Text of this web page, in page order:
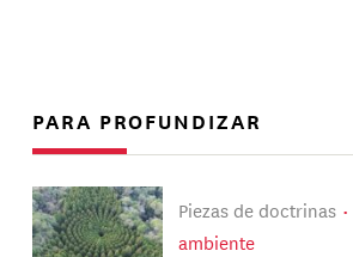
PARA PROFUNDIZAR
Piezas de doctrinas
ambiente